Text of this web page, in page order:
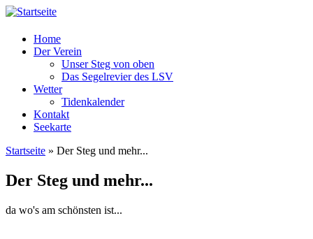
Home
Der Verein
Unser Steg von oben
Das Segelrevier des LSV
Wetter
Tidenkalender
Kontakt
Seekarte
Startseite » Der Steg und mehr...
Der Steg und mehr...
da wo's am schönsten ist...